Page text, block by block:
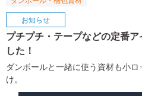
プチプチ・テープなどの定番
した！
ダンボールと一緒に使う資材も小
け。